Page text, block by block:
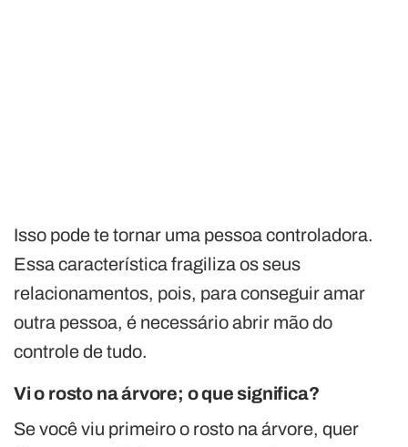
Isso pode te tornar uma pessoa controladora.
Essa característica fragiliza os seus
relacionamentos, pois, para conseguir amar
outra pessoa, é necessário abrir mão do
controle de tudo.
Vi o rosto na árvore; o que significa?
Se você viu primeiro o rosto na árvore, quer